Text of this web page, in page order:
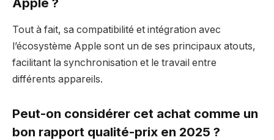
Tout à fait, sa compatibilité et intégration avec
l’écosystème Apple sont un de ses principaux atouts,
facilitant la synchronisation et le travail entre
différents appareils.
Peut-on considérer cet achat comme un
bon rapport qualité-prix en 2025 ?